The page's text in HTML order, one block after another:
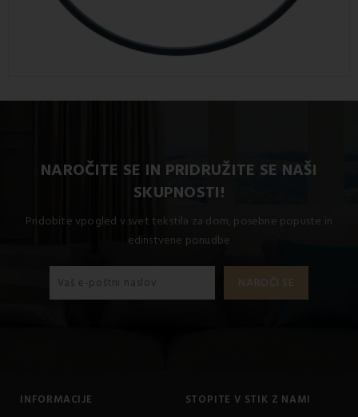
NAROČITE SE IN PRIDRUŽITE SE NAŠI
SKUPNOSTI!
Pridobite vpogled v svet tekstila za dom, posebne popuste in
edinstvene ponudbe
INFORMACIJE
STOPITE V STIK Z NAMI